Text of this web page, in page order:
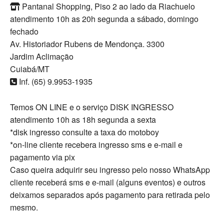
Pantanal Shopping, Piso 2 ao lado da Riachuelo
atendimento 10h as 20h segunda a sábado, domingo
fechado
Av. Historiador Rubens de Mendonça. 3300
Jardim Aclimação
Cuiabá/MT
Inf. (65) 9.9953-1935
Temos ON LINE e o serviço DISK INGRESSO
atendimento 10h as 18h segunda a sexta
*disk ingresso consulte a taxa do motoboy
*on-line cliente recebera ingresso sms e e-mail e
pagamento via pix
Caso queira adquirir seu ingresso pelo nosso WhatsApp
cliente receberá sms e e-mail (alguns eventos) e outros
deixamos separados após pagamento para retirada pelo
mesmo.